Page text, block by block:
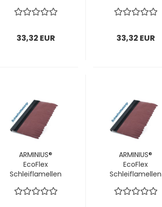
Ø180 mm / P80; 1
33,32 EUR
Schleifbürsten
P100; 1 VPE = 28
Stück
33,32 EUR
ARMINIUS®
EcoFlex
Schleiflamellen
Schleifbürsten
ARMINIUS®
EcoFlex
Schleiflamellen
Schleifbürsten